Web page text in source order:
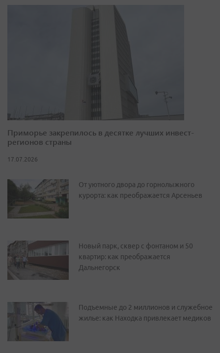
Приморье закрепилось в десятке лучших инвест-
регионов страны
17.07.2026
От уютного двора до горнолыжного
курорта: как преображается Арсеньев
Новый парк, сквер с фонтаном и 50
квартир: как преображается
Дальнегорск
Подъемные до 2 миллионов и служебное
жилье: как Находка привлекает медиков